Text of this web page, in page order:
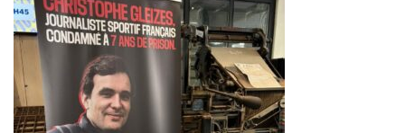
Eurovision
2026
:
Pays-
Bas,
Espagne,
Irlande